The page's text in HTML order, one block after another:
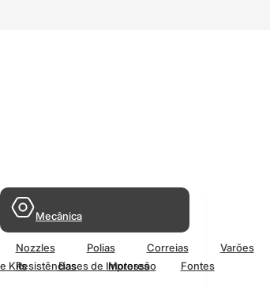
Resistências Motores
Fontes
Mecânica
Nozzles Polias Correias
Varões
e Kits
Bases de Impressão